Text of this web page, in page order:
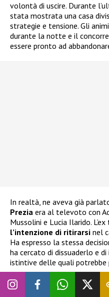
volontà di uscire. Durante
stata mostrata una casa
strategie e tensione. Gli
durante la notte e il
essere pronto ad
In realtà, ne aveva già
Prezia era al televoto con
Mussolini e Lucia Ilarido.
l’intenzione di ritirarsi nel
Ha espresso la stessa
ha cercato di dissuaderlo e
istintive delle quali potrebbe
Grande Fratello Vip,